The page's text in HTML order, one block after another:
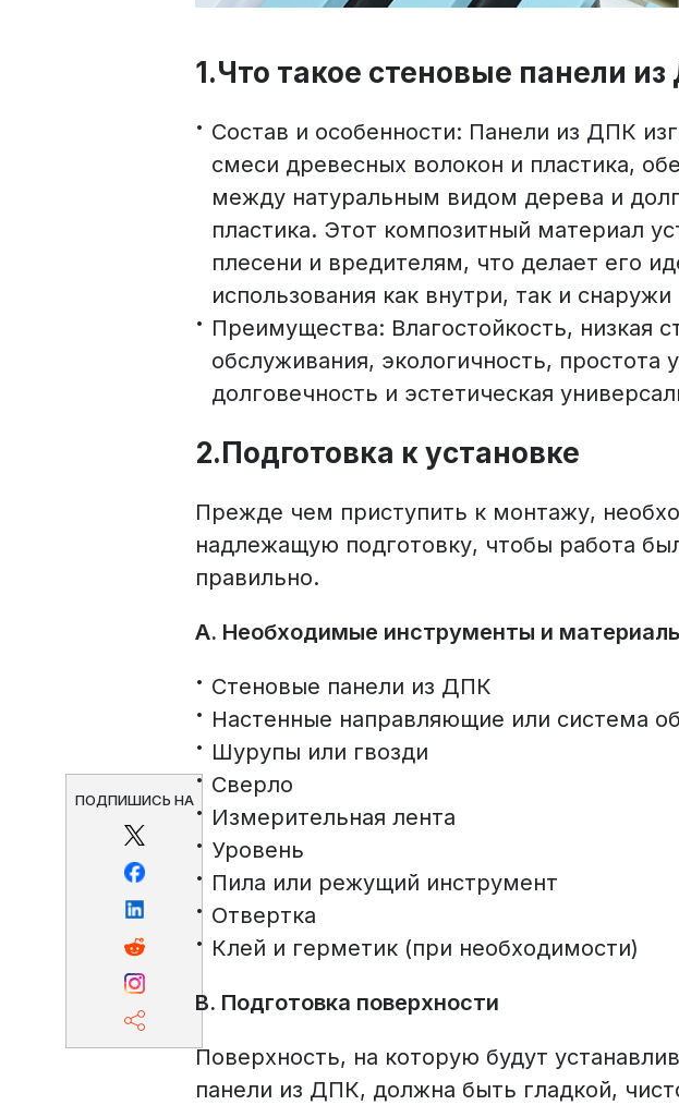
ПОДПИШИСЬ НА
1.Что такое стеновые панели
Состав и особенности: Панели из ДПК
смеси древесных волокон и пластика,
между натуральным видом дерева и
пластика. Этот композитный материал
плесени и вредителям, что делает его
использования как внутри, так и
Преимущества: Влагостойкость, низкая
обслуживания, экологичность, простота
долговечность и эстетическая
2.Подготовка к установке
Прежде чем приступить к монтажу,
надлежащую подготовку, чтобы работа
правильно.
A. Необходимые инструменты и
Стеновые панели из ДПК
Настенные направляющие или система
Шурупы или гвозди
Сверло
Измерительная лента
Уровень
Пила или режущий инструмент
Отвертка
Клей и герметик (при необходимости)
B. Подготовка поверхности
Поверхность, на которую будут
панели из ДПК, должна быть гладкой,